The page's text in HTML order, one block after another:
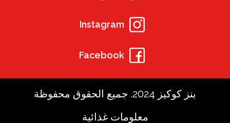
Instagram
Facebook
بنز كوكيز 2024. جميع الحقوق محفوظة
معلومات غذائية